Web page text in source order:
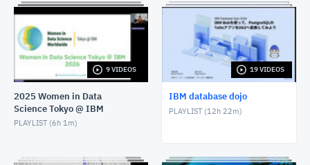
watsonx.data上のベクトル・データベース Milvusを
見てみよう
APRIL 30, 2025
RDS for Db2: 2025年3月最新情報アップデート
9 VIDEOS
2025 Women in Data
Science Tokyo @ IBM
PLAYLIST (6h 1m)
19 VIDEOS
IBM database dojo
PLAYLIST (12h 22m)